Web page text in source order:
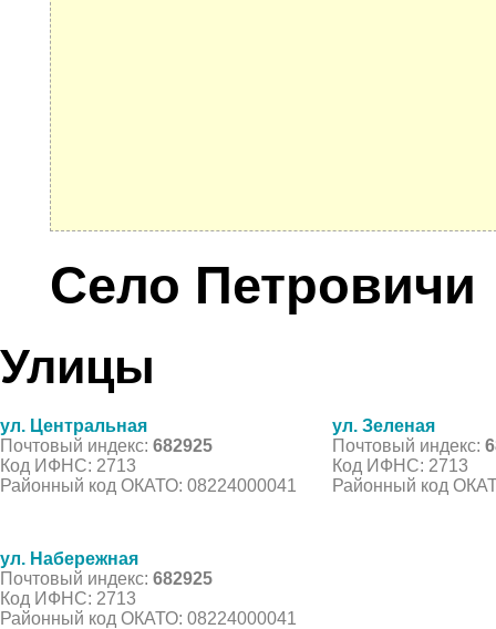
Село Петровичи
Улицы
ул. Центральная
Почтовый индекс: 682925
Код ИФНС: 2713
Районный код ОКАТО: 08224000041
ул. Зеленая
Почтовый индекс:
Код ИФНС: 2713
Районный код
ул. Набережная
Почтовый индекс: 682925
Код ИФНС: 2713
Районный код ОКАТО: 08224000041